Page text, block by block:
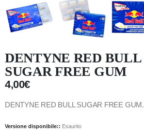
DENTYNE RED BULL
SUGAR FREE GUM
4,00€
DENTYNE RED BULL SUGAR FREE GUM.
Versione disponibile:: Esaurito